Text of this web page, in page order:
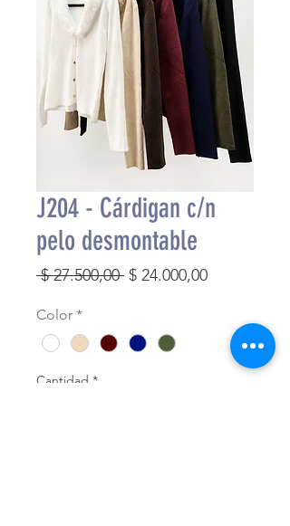
J204 - Cárdigan c/n
pelo desmontable
$ 27.500,00 Precio
$ 24.000,00Precio
oferta
Color *
Cantidad *